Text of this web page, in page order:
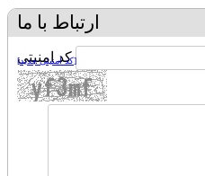
ارتباط با ما
کد امنیتی[کد امنیتی جدید]